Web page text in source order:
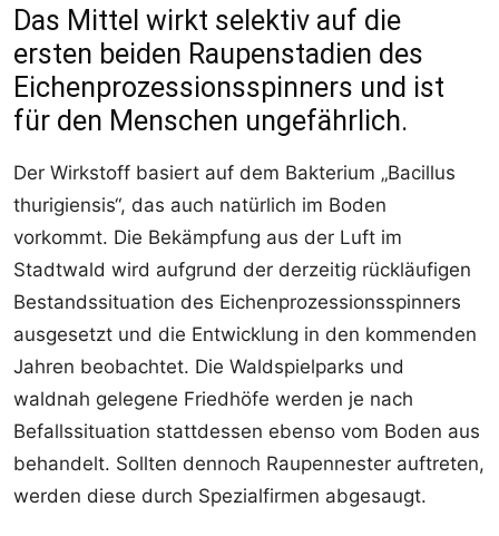
Das Mittel wirkt selektiv auf die
ersten beiden Raupenstadien des
Eichenprozessionsspinners und ist
für den Menschen ungefährlich.
Der Wirkstoff basiert auf dem Bakterium „Bacillus
thurigiensis“, das auch natürlich im Boden
vorkommt. Die Bekämpfung aus der Luft im
Stadtwald wird aufgrund der derzeitig rückläufigen
Bestandssituation des Eichenprozessionsspinners
ausgesetzt und die Entwicklung in den kommenden
Jahren beobachtet. Die Waldspielparks und
waldnah gelegene Friedhöfe werden je nach
Befallssituation stattdessen ebenso vom Boden aus
behandelt. Sollten dennoch Raupennester auftreten,
werden diese durch Spezialfirmen abgesaugt.